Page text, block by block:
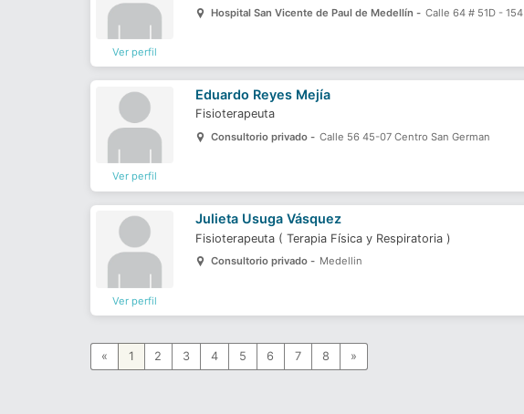
Ver perfil
Hospital San Vicente de Paul de Medellín - Calle 64 # 51D - 154
Ver perfil
Eduardo Reyes Mejía
Fisioterapeuta
Consultorio privado - Calle 56 45-07 Centro San German
Ver perfil
Julieta Usuga Vásquez
Fisioterapeuta (Terapia Física y Respiratoria)
Consultorio privado - Medellin
« 1 2 3 4 5 6 7 8 »